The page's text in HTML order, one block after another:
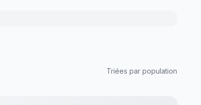
Triées par population